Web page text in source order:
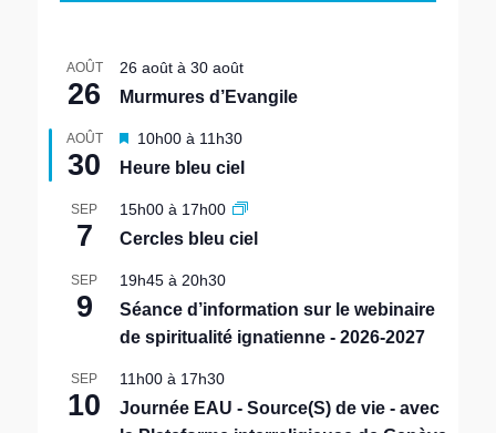
AOÛT
26
26 août à 30 août
Murmures d’Evangile
AOÛT
30
M
s
e
a
a
n
10h00 à 11h30
Heure bleu ciel
SEP
7
15h00 à 17h00
Cercles bleu ciel
SEP
9
19h45 à 20h30
Séance d’information sur le webinaire
de spiritualité ignatienne - 2026-2027
SEP
10
11h00 à 17h30
Journée EAU - Source(S) de vie - avec